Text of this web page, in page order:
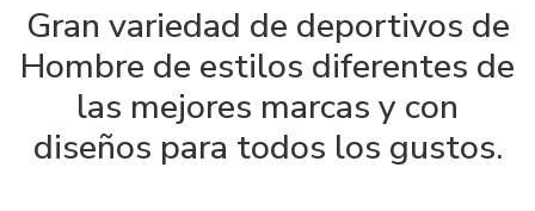
Gran variedad de deportivos de
Hombre de estilos diferentes de
las mejores marcas y con
diseños para todos los gustos.